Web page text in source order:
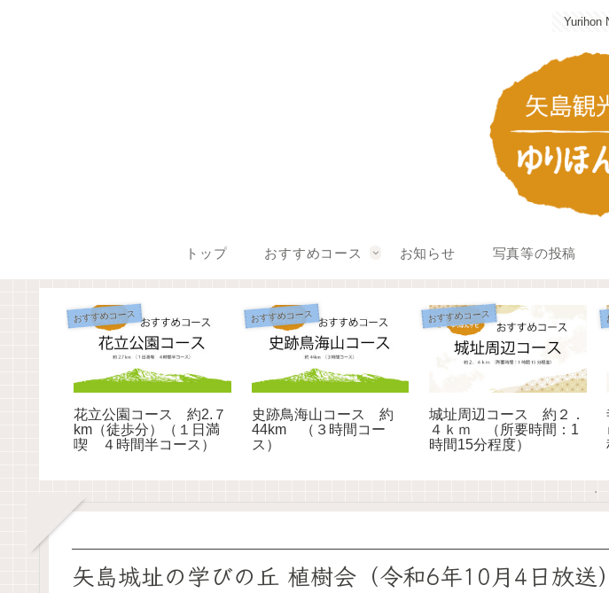
Yurihon
トップ おすすめコース お知らせ 写真等の投稿
おすすめコース
花立公園コース 約2.７
km（徒歩分）（１日満
喫 ４時間半コース）
おすすめコース
史跡鳥海山コース 約
44km （３時間コー
ス）
おすすめコース
城址周辺コース 約２．
４ｋｍ （所要時間：1
時間15分程度）
矢島城址の学びの丘 植樹会（令和6年10月4日放送）